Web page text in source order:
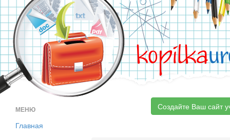
kopilka
МЕНЮ
Главная
Создайте Ваш сайт